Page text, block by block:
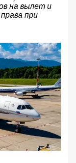
на вылет и
при